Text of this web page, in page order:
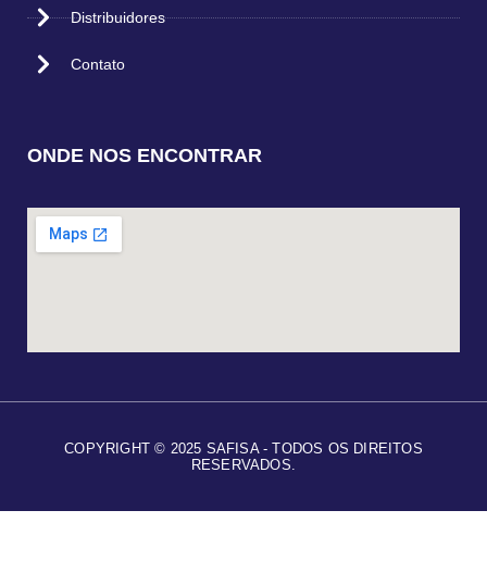
Distribuidores
Contato
ONDE NOS ENCONTRAR
COPYRIGHT © 2025 SAFISA - TODOS OS DIREITOS
RESERVADOS.